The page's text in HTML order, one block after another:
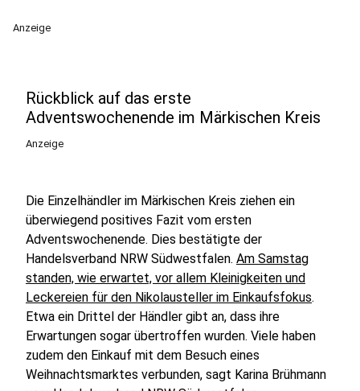
Anzeige
Rückblick auf das erste
Adventswochenende im Märkischen Kreis
Anzeige
Die Einzelhändler im Märkischen Kreis ziehen ein
überwiegend positives Fazit vom ersten
Adventswochenende. Dies bestätigte der
Handelsverband NRW Südwestfalen. Am Samstag
standen, wie erwartet, vor allem Kleinigkeiten und
Leckereien für den Nikolausteller im Einkaufsfokus.
Etwa ein Drittel der Händler gibt an, dass ihre
Erwartungen sogar übertroffen wurden. Viele haben
zudem den Einkauf mit dem Besuch eines
Weihnachtsmarktes verbunden, sagt Karina Brühmann